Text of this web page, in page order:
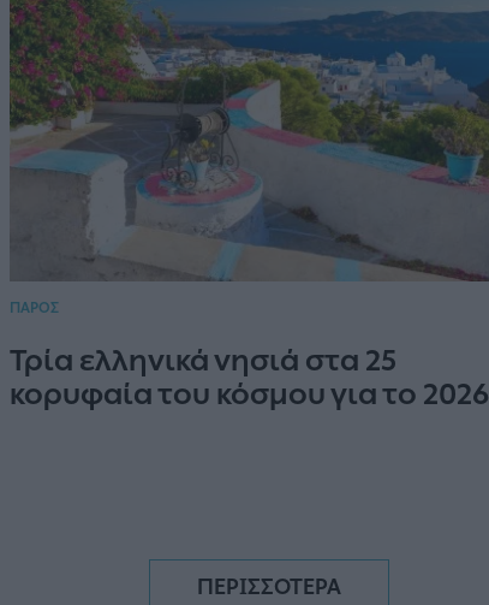
ΠΑΡΟΣ
Τρία ελληνικά νησιά στα 25
κορυφαία του κόσμου για το 2026
ΠΕΡΙΣΣΟΤΕΡΑ